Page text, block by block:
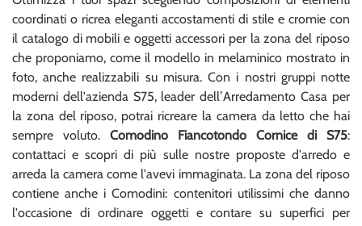
coordinati o ricrea eleganti accostamenti di stile e cromie con
il catalogo di mobili e oggetti accessori per la zona del riposo
che proponiamo, come il modello in melaminico mostrato in
foto, anche realizzabili su misura. Con i nostri gruppi notte
moderni dell'azienda S75, leader dell’Arredamento Casa per
la zona del riposo, potrai ricreare la camera da letto che hai
sempre voluto. Comodino Fiancotondo Cornice di S75:
contattaci e scopri di più sulle nostre proposte d'arredo e
arreda la camera come l'avevi immaginata. La zona del riposo
contiene anche i Comodini: contenitori utilissimi che danno
l'occasione di ordinare oggetti e contare su superfici per